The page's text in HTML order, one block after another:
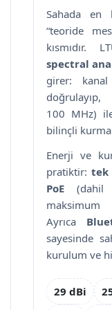
Sahada en
“teoride
kısmıdır.
spectral
girer: kanal
100 MHz)
bilinçli
Enerji ve
pratiktir: tek
PoE (dahil
Ayrıca
sayesinde
kurulum ve
29 dBi